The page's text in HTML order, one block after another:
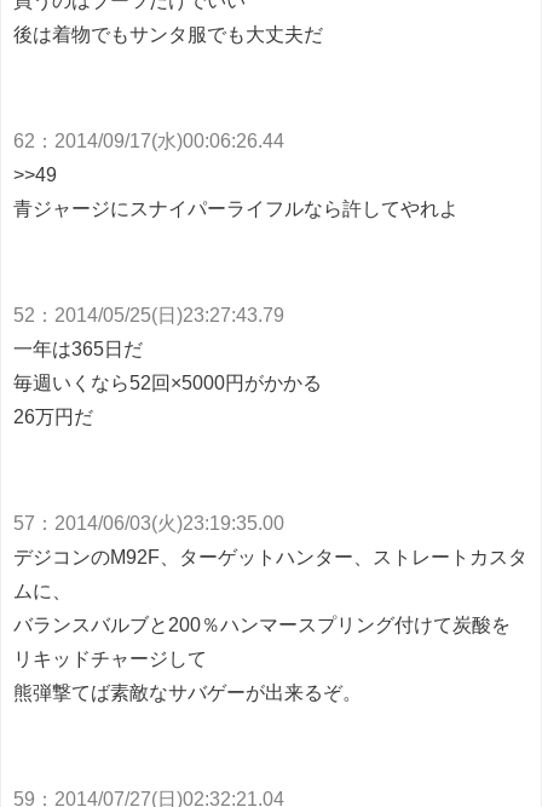
後は着物でもサンタ服でも大丈夫だ
62 ： 2014/09/17(水)00:06:26.44
>>49
青ジャージにスナイパーライフルなら許してやれよ
52 ：2014/05/25(日)23:27:43.79
一年は365日だ
毎週いくなら52回×5000円がかかる
26万円だ
57 ： 2014/06/03(火)23:19:35.00
デジコンのM92F、ターゲットハンター、ストレートカスタ
ムに、
バランスバルブと200％ハンマースプリング付けて炭酸を
リキッドチャージして
熊弾撃てば素敵なサバゲーが出来るぞ。
59 ： 2014/07/27(日)02:32:21.04